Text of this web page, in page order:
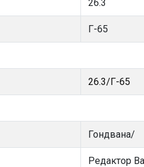
26.3
Г-65
26.3/Г-65
Гондвана/
Редактор